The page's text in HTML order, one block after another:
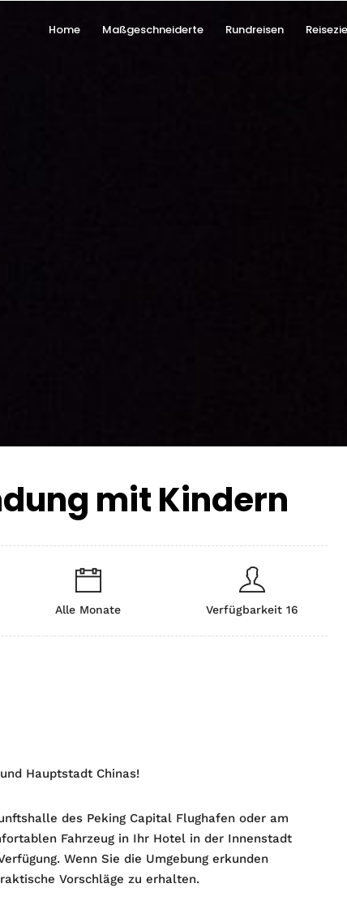
Home Maßgeschneiderte Rundreisen
mit Kindern
Alle Monate Verfügbarkeit 16
Hauptstadt Chinas!
des Peking Capital Flughafen oder am
Fahrzeug in Ihr Hotel in der Innenstadt
Wenn Sie die Umgebung erkunden
Vorschläge zu erhalten.